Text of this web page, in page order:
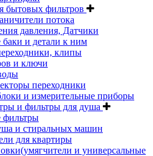
бытовых фильтров
потока
давления, Датчики
и детали к ним
клипы
и ключи
переходники
и измерительные приборы
и фильтры для душа
фильтры
и стиральных машин
для квартиры
и универсальные